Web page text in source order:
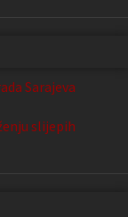
Sarajeva
slijepih